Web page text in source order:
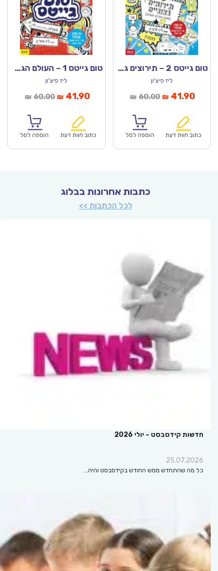
טום גייטס 2 – תירוצים גאוניים
ליז פיצ'ון
₪ 60.00המחיר
₪60.00.
₪ 41.90
כתוב חוות דעת הוספה לסל
טום גייטס 1 – העולם הגאוני של טום גייטס
ליז פיצ'ון
₪ 60.00המחיר
₪60.00.
₪ 41.90המחיר
כתוב חוות דעת הוספה לסל
כתבות אחרונות בבלוג
לכל הכתבות >>
חדשות קידסבסט – יולי 2026
25.07.2026
כל מה שהתחדש ממש החודש בקידסבסט והיה…